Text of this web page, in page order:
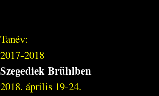
Tanév:
2017-2018
Szegediek Brühlben
2018. április 19-24.